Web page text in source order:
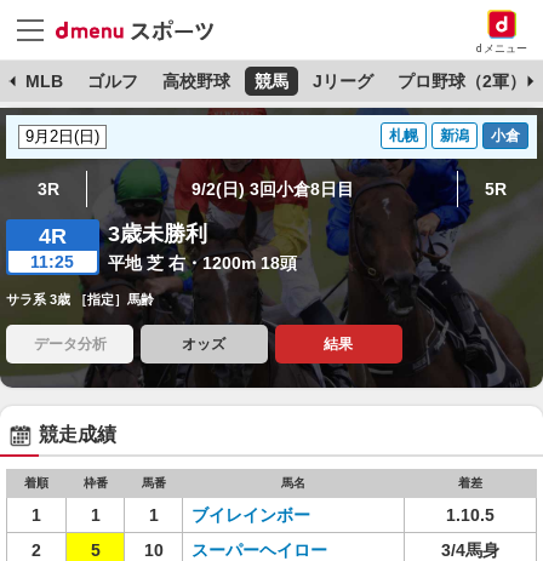
dメニュー
MLB ゴルフ 高校野球 競馬 Jリーグ プロ野球（2軍）
札幌 新潟 小倉
3R 9/2(日) 3回小倉8日目 5R
4R
11:25
3歳未勝利
平地 芝 右・1200m 18頭
サラ系 3歳 ［指定］馬齢
データ分析 オッズ 結果
競走成績
着順 枠番 馬番 馬名 着差
1 1 1 ブイレインボー
1.10.5
2
5 10 スーパーヘイロー
3/4馬身